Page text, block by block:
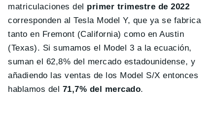
matriculaciones del primer trimestre de 2022
corresponden al Tesla Model Y, que ya se fabrica
tanto en Fremont (California) como en Austin
(Texas). Si sumamos el Model 3 a la ecuación,
suman el 62,8% del mercado estadounidense, y
añadiendo las ventas de los Model S/X entonces
hablamos del 71,7% del mercado.